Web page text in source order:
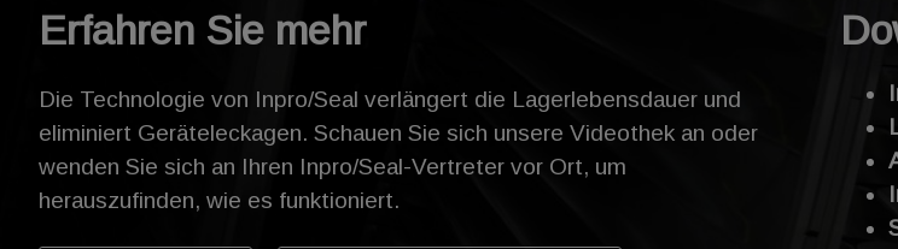
Erfahren Sie mehr
Die Technologie von Inpro/Seal verlängert die Lagerlebensdauer und
eliminiert Geräteleckagen. Schauen Sie sich unsere Videothek an oder
wenden Sie sich an Ihren Inpro/Seal-Vertreter vor Ort, um
herauszufinden, wie es funktioniert.